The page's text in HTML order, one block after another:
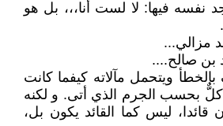
فيها: لا لست أنا،،، بل هو
مزالي...
بن صالح....
بالخطأ ويتحمل مآلاته كيفما كانت
بحسب الجرم الذي أتى. و لكنه
ليس كما القائد يكون بل،